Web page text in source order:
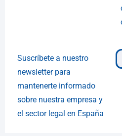
Suscríbete a nuestro
newsletter para
mantenerte informado
sobre nuestra empresa y
el sector legal en España